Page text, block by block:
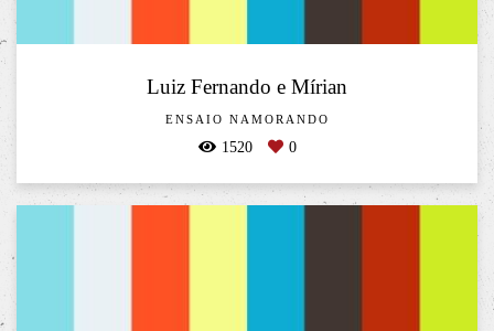
Luiz Fernando e Mírian
ENSAIO NAMORANDO
1520 0